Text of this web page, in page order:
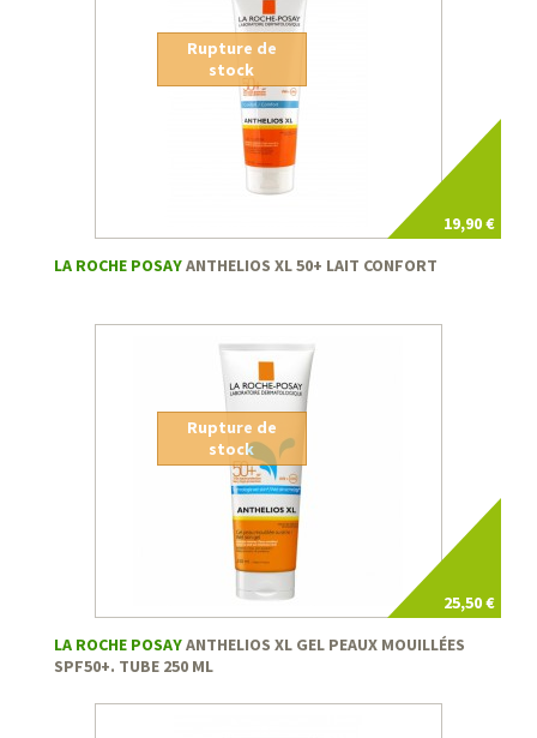
19,90 €
Rupture de
stock
LA ROCHE POSAYANTHELIOS XL 50+ LAIT CONFORT
25,50 €
Rupture de
stock
LA ROCHE POSAYANTHELIOS XL GEL PEAUX MOUILLÉES
SPF50+. TUBE 250 ML